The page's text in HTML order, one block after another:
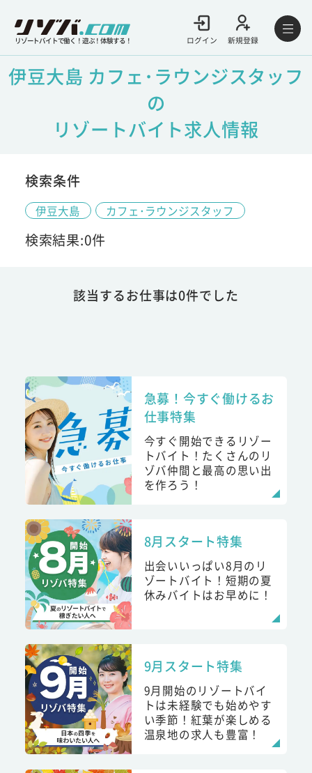
リゾートバイトで働く！遊ぶ！体験する！ ログイン 新規登録
伊豆大島 カフェ･ラウンジスタッフ
の
リゾートバイト求人情報
検索条件
伊豆大島 カフェ･ラウンジスタッフ
検索結果:0件
該当するお仕事は0件でした
急募！今すぐ働けるお
仕事特集
今すぐ開始できるリゾー
トバイト！たくさんのリ
ゾバ仲間と最高の思い出
を作ろう！
8月スタート特集
出会いいっぱい8月のリ
ゾートバイト！短期の夏
休みバイトはお早めに！
9月スタート特集
9月開始のリゾートバイ
トは未経験でも始めやす
い季節！紅葉が楽しめる
温泉地の求人も豊富！